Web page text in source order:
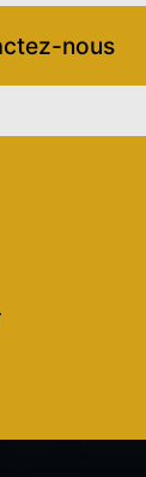
nous